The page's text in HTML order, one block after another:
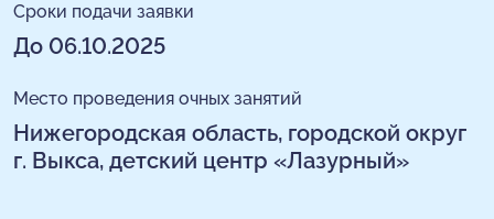
Сроки подачи заявки
До 06.10.2025
Место проведения очных занятий
Нижегородская область, городской округ
г. Выкса, детский центр «Лазурный»